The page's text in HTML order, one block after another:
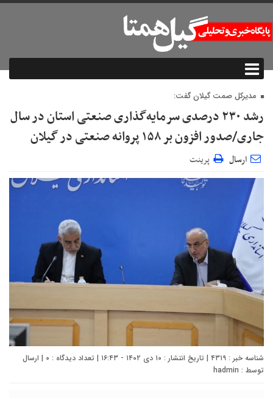
مدیرکل صمت گیلان گفت:
رشد ۲۳۰ درصدی سرمایه‌گذاری صنعتی استان در سال
جاری/صدور افزون بر ۱۵۸ پروانه صنعتی در گیلان
ارسال پرینت
شناسه خبر : ۴۳۱۹ | تاریخ انتشار : ۱۰ دی ۱۴۰۲ - ۱۶:۴۳ | تعداد دیدگاه : ۰ | ارسال
توسط : hadmin